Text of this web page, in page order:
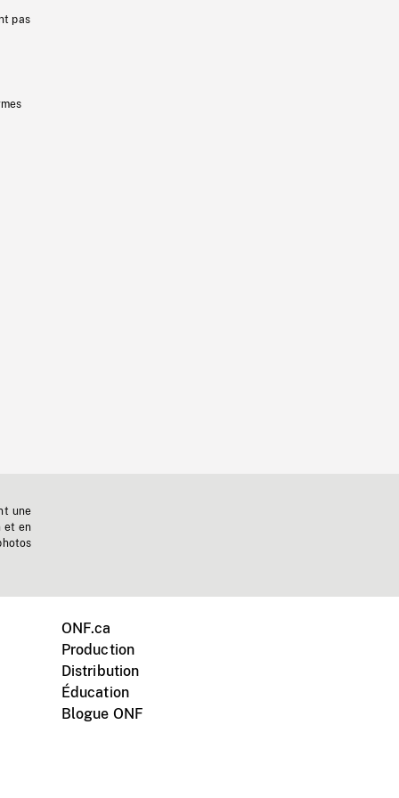
pas
une
et en
ONF.ca
Production
Distribution
Éducation
Blogue ONF